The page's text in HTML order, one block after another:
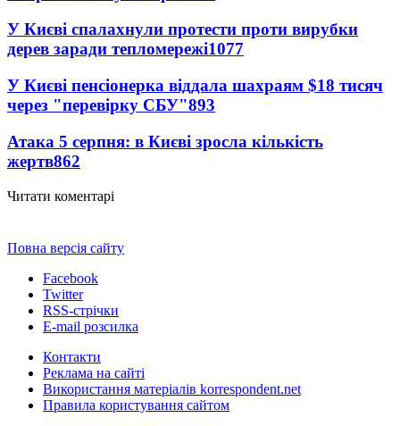
У Києві спалахнули протести проти вирубки
дерев заради тепломережі1077
У Києві пенсіонерка віддала шахраям $18 тисяч
через "перевірку СБУ"893
Атака 5 серпня: в Києві зросла кількість
жертв862
Читати коментарі
Повна версія сайту
Facebook
Twitter
RSS-стрічки
E-mail розсилка
Контакти
Реклама на сайті
Використання матеріалів korrespondent.net
Правила користування сайтом